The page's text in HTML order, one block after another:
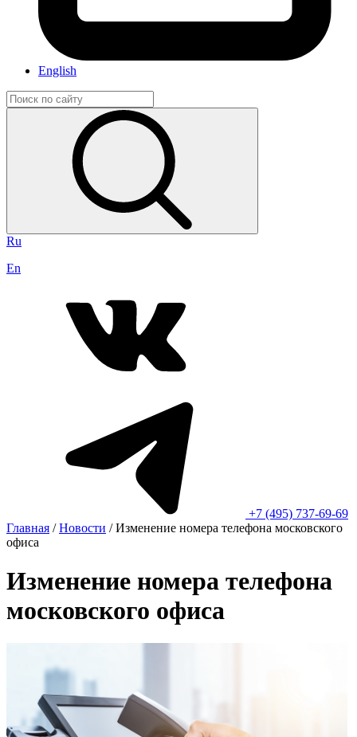
English
Ru
En
+7 (495) 737-69-69
Главная / Новости / Изменение номера телефона московского
офиса
Изменение номера телефона
московского офиса